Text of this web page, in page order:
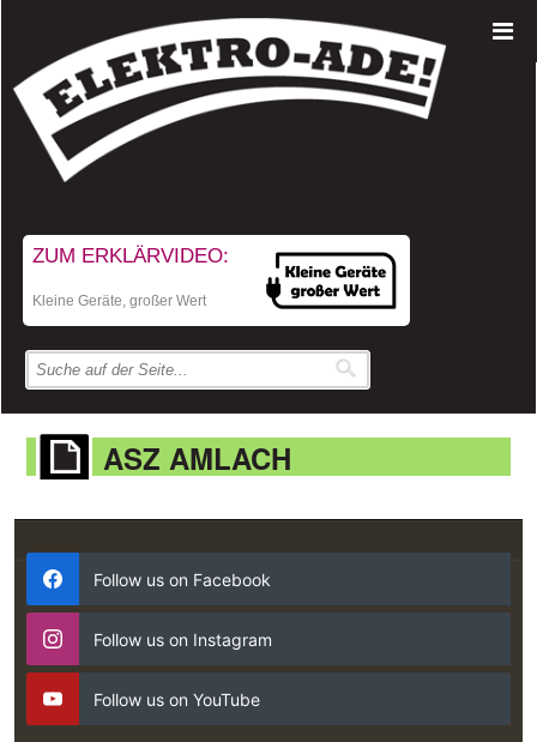
ZUM ERKLÄRVIDEO:
Kleine Geräte, großer Wert
ASZ AMLACH
Follow us on Facebook
Follow us on Instagram
Follow us on YouTube